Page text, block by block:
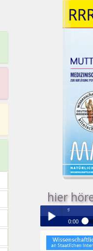
hier
Play /
0:00